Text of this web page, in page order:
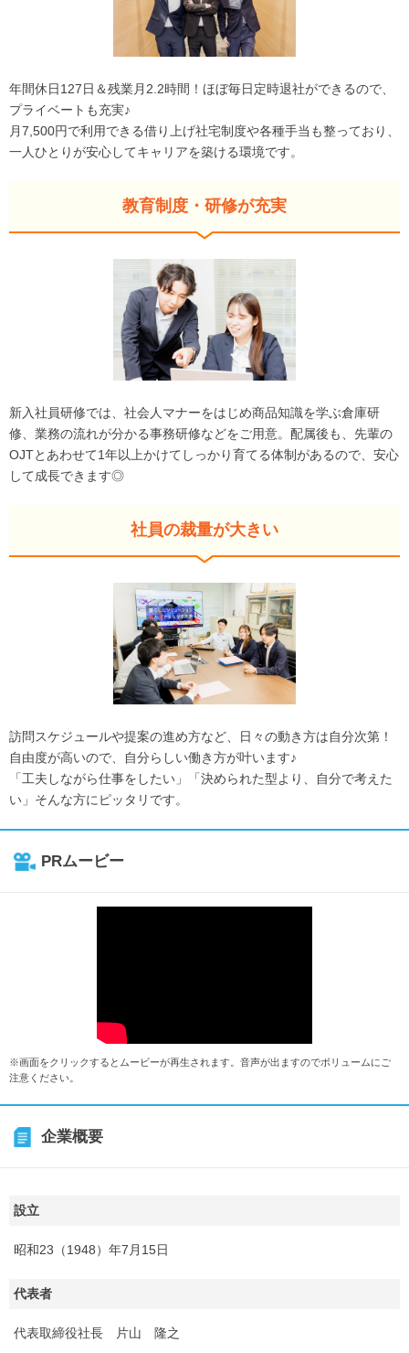
年間休日127日＆残業月2.2時間！ほぼ毎日定時退社ができるので、
プライベートも充実♪
月7,500円で利用できる借り上げ社宅制度や各種手当も整っており、
一人ひとりが安心してキャリアを築ける環境です。
教育制度・研修が充実
新入社員研修では、社会人マナーをはじめ商品知識を学ぶ倉庫研
修、業務の流れが分かる事務研修などをご用意。配属後も、先輩の
OJTとあわせて1年以上かけてしっかり育てる体制があるので、安心
して成長できます◎
社員の裁量が大きい
訪問スケジュールや提案の進め方など、日々の動き方は自分次第！
自由度が高いので、自分らしい働き方が叶います♪
「工夫しながら仕事をしたい」「決められた型より、自分で考えた
い」そんな方にピッタリです。
PRムービー
※画面をクリックするとムービーが再生されます。音声が出ますのでボリュームにご
注意ください。
企業概要
設立
昭和23（1948）年7月15日
代表者
代表取締役社長 片山 隆之